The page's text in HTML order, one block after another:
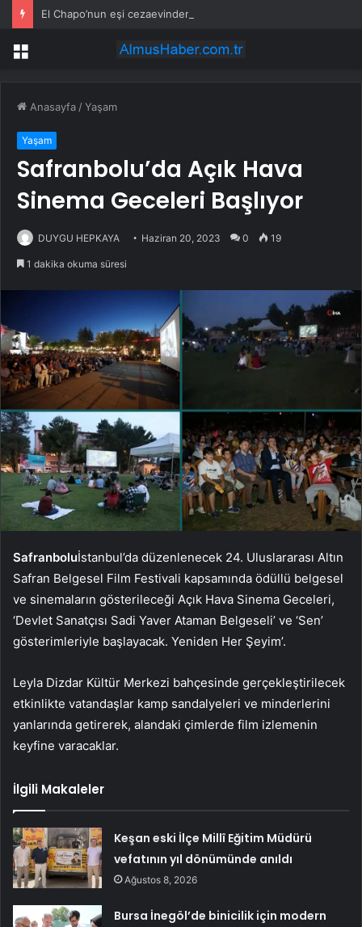
Menü
Anasayfa /Yaşam
Yaşam
Safranbolu’da Açık Hava
Sinema Geceleri Başlıyor
DUYGU HEPKAYA Haziran 20, 2023 0 19
1 dakika okuma süresi
Safranboluİstanbul’da düzenlenecek 24. Uluslararası Altın
Safran Belgesel Film Festivali kapsamında ödüllü belgesel
ve sinemaların gösterileceği Açık Hava Sinema Geceleri,
‘Devlet Sanatçısı Sadi Yaver Ataman Belgeseli’ ve ‘Sen’
gösterimleriyle başlayacak. Yeniden Her Şeyim’.
Leyla Dizdar Kültür Merkezi bahçesinde gerçekleştirilecek
etkinlikte vatandaşlar kamp sandalyeleri ve minderlerini
yanlarında getirerek, alandaki çimlerde film izlemenin
keyfine varacaklar.
İlgili Makaleler
Keşan eski İlçe Millî Eğitim Müdürü
vefatının yıl dönümünde anıldı
Ağustos 8, 2026
Bursa İnegöl’de binicilik için modern